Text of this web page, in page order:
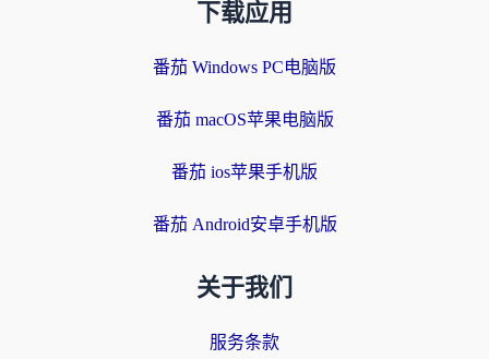
下载应用
番茄 Windows PC电脑版
番茄 macOS苹果电脑版
番茄 ios苹果手机版
番茄 Android安卓手机版
关于我们
服务条款